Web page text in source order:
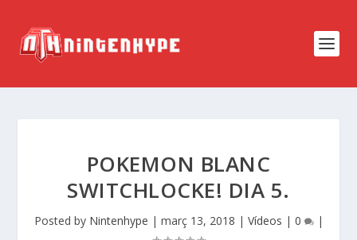
POKEMON BLANC
SWITCHLOCKE! DIA 5.
Posted by Nintenhype | març 13, 2018 | Vídeos | 0 |